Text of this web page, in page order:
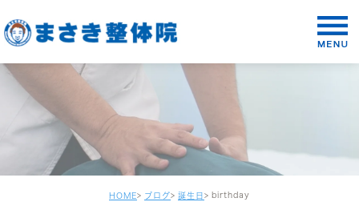
HOME ブログ 誕生日 birthday